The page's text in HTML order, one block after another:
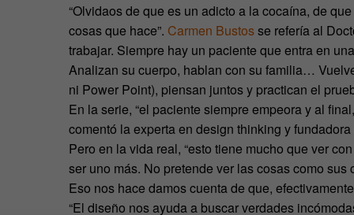
“Olvidaos de que es un adicto a la cocaína, de
cosas que hace”. Carmen Bustosse refería al
trabajar. Siempre hay un paciente que entra en
Analizan su cuerpo, hablan con su familia…
ni Power Point), piensan juntos y practican el
En la serie, “el paciente siempre empeora y al
comentó la experta en design thinking y fundadora
Pero en la vida real, “esto tiene mucho que ver
ser uno más. No pretende ver las cosas como
Eso nos hace damos cuenta de que,
“El diseño nos ayuda a buscar verdades